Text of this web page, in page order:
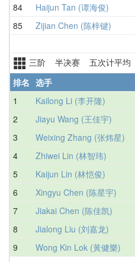
84
Haijun Tan (谭海俊)
85
Zijian Chen (陈梓键)
三阶 半决赛 五次计平均
排名 选手
1
Kailong Li (李开隆)
2
Jiayu Wang (王佳宇)
3
Weixing Zhang (张炜星)
4
Zhiwei Lin (林智玮)
5
Kaijun Lin (林恺俊)
6
Xingyu Chen (陈星宇)
7
Jiakai Chen (陈佳凯)
8
Jialong Liu (刘嘉龙)
9
Wong Kin Lok (黃健樂)